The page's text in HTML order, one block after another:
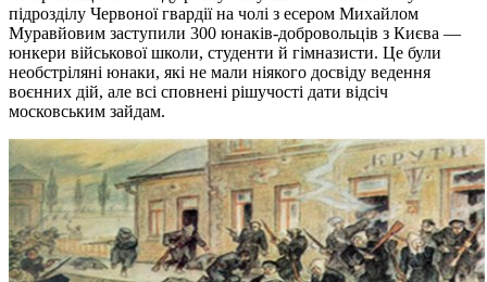
підрозділу Червоної гвардії на чолі з есером Михайлом
Муравйовим заступили 300 юнаків-добровольців з Києва —
юнкери військової школи, студенти й гімназисти. Це були
необстріляні юнаки, які не мали ніякого досвіду ведення
воєнних дій, але всі сповнені рішучості дати відсіч
московським зайдам.